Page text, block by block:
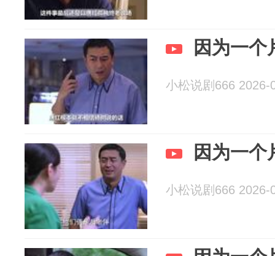
因为一个
小松说剧666 2026-
因为一个
小松说剧666 2026-